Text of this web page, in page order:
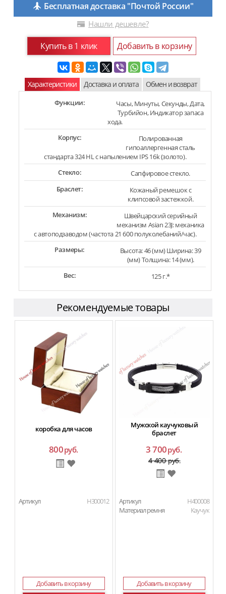
Бесплатная доставка "Почтой России"
Нашли дешевле?
Купить в 1 клик Добавить в корзину
Характеристики Доставка и оплата Обмен и возврат
Функции:
Часы, Минуты, Секунды, Дата,
Турбийон, Индикатор запаса
хода.
Корпус:
Полированная
гипоаллергенная сталь
стандарта 324 HL с напылением IPS 16k (золото).
Стекло:
Сапфировое стекло.
Браслет:
Кожаный ремешок с
клипсовой застежкой.
Механизм:
Швейцарский серийный
механизм Asian 23J: механика
с автоподзаводом (частота 21 600 полуколебаний/час).
Размеры:
Высота: 46 (мм) Ширина: 39
(мм) Толщина: 14 (мм).
Вес:
125 г.*
Рекомендуемые товары
коробка для часов
800руб.
Артикул H300012
Добавить в корзину
Мужской каучуковый
браслет
3 700руб.
4 400руб.
Артикул
H400008
Материал ремня
Каучук
Добавить в корзину